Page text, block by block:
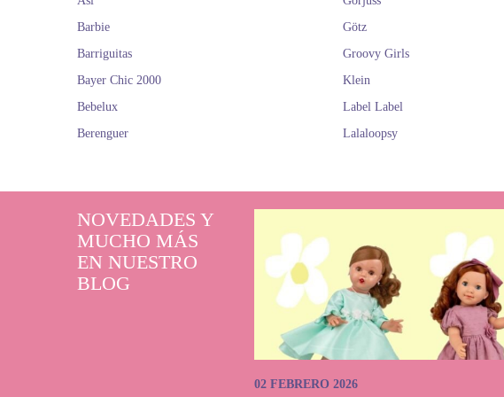
Barbie
Barriguitas
Bayer Chic 2000
Bebelux
Berenguer
Götz
Groovy Girls
Klein
Label Label
Lalaloopsy
NOVEDADES Y
MUCHO MÁS
EN NUESTRO
BLOG
02 FEBRERO 2026